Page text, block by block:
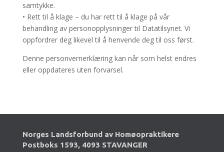
samtykke.
• Rett til å klage – du har rett til å klage på vår
behandling av personopplysninger til Datatilsynet. Vi
oppfordrer deg likevel til å henvende deg til oss først.
Denne personvernerklæring kan når som helst endres
eller oppdateres uten forvarsel.
Norges Landsforbund av Homøopraktikere
Postboks 1593, 4093 STAVANGER